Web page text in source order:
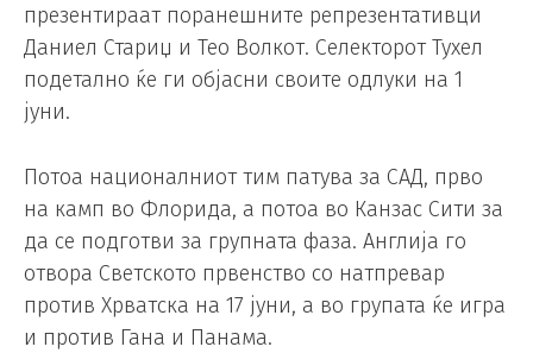
презентираат поранешните репрезентативци
Даниел Стариџ и Тео Волкот. Селекторот Тухел
подетално ќе ги објасни своите одлуки на 1
јуни.
Потоа националниот тим патува за САД, прво
на камп во Флорида, а потоа во Канзас Сити за
да се подготви за групната фаза. Англија го
отвора Светското првенство со натпревар
против Хрватска на 17 јуни, а во групата ќе игра
и против Гана и Панама.